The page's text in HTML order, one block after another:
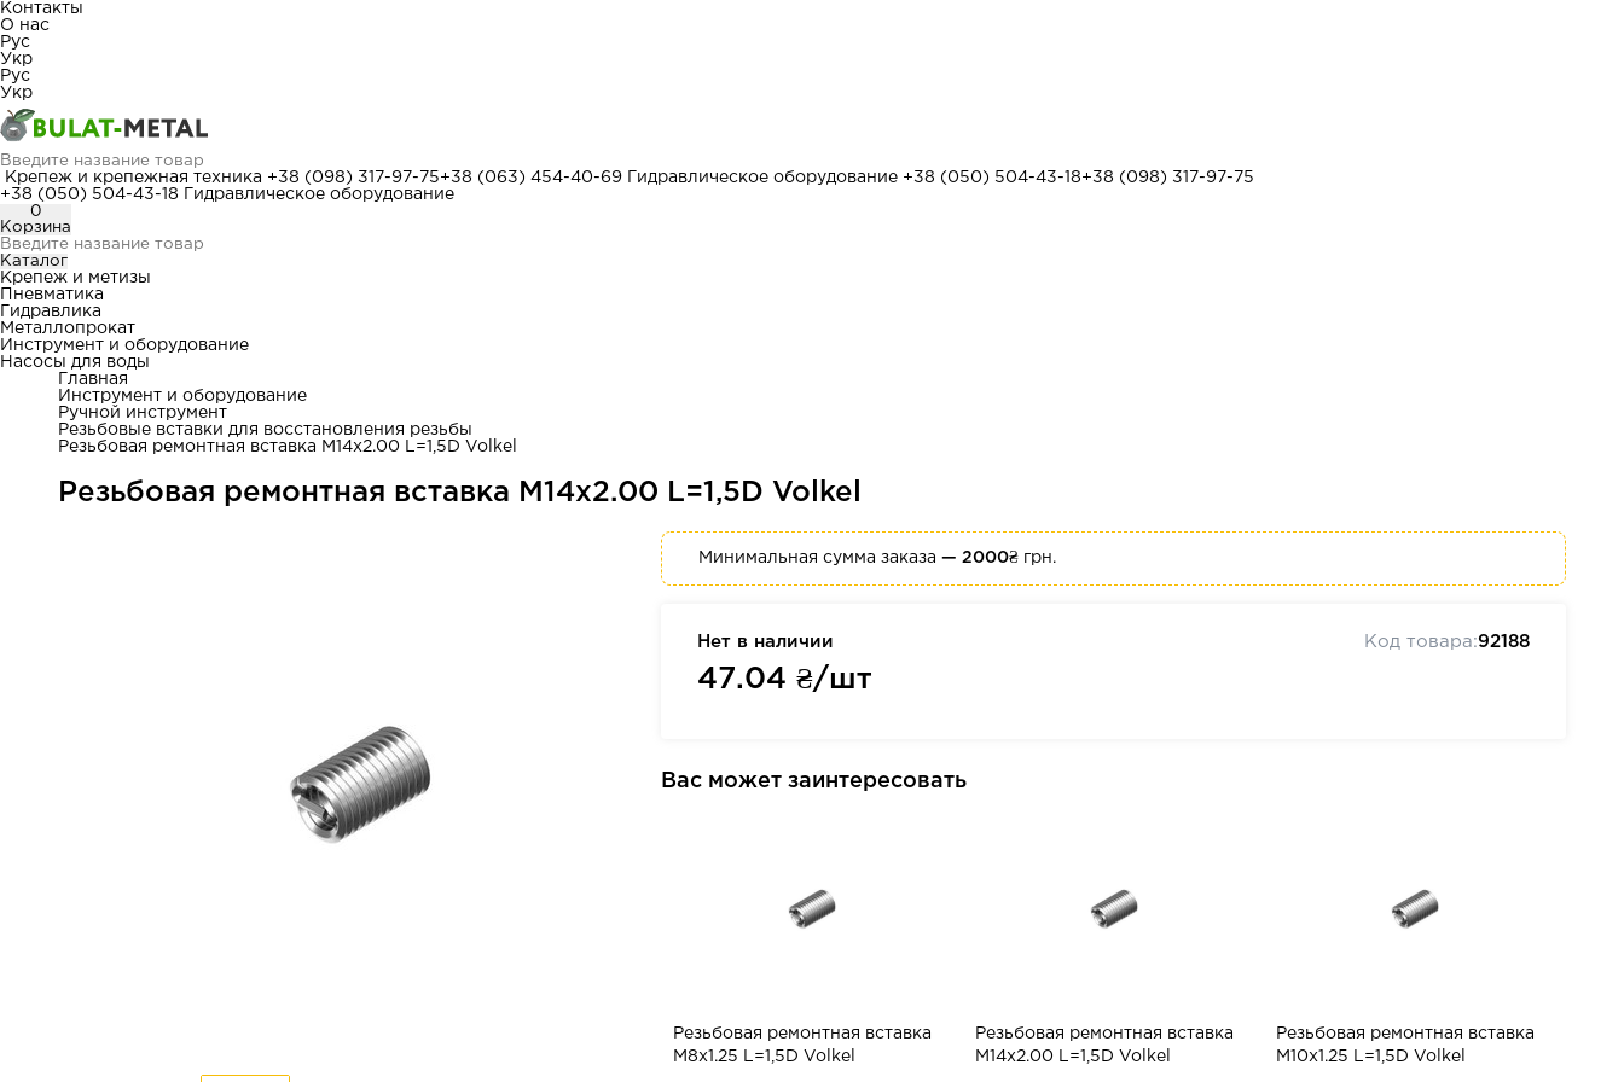
Контакты
О нас
Рус
Укр
Рус
Укр
Крепеж и крепежная техника +38 (098) 317-97-75+38 (063) 454-40-69 Гидравлическое оборудование +38 (050) 504-43-18+38 (098) 317-97-75
+38 (050) 504-43-18
Гидравлическое оборудование
0
Корзина
Каталог
Крепеж и метизы
Пневматика
Гидравлика
Металлопрокат
Инструмент и оборудование
Насосы для воды
Главная
Инструмент и оборудование
Ручной инструмент
Резьбовые вставки для восстановления резьбы
Резьбовая ремонтная вставка M14x2.00 L=1,5D Volkel
Резьбовая ремонтная вставка M14x2.00 L=1,5D Volkel
Минимальная сумма заказа— 2000₴ грн.
Нет в наличии
47.04 ₴/шт
Код товара:92188
Вас может заинтересовать
Резьбовая ремонтная вставка
M8x1.25 L=1,5D Volkel
Резьбовая ремонтная вставка
M14x2.00 L=1,5D Volkel
Резьбовая ремонтная вставка
M10x1.25 L=1,5D Volkel